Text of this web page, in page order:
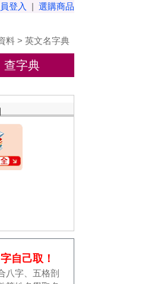
登入 | 選購商品
料 > 英文名字典
查字典
自己取！
八字、五格剖